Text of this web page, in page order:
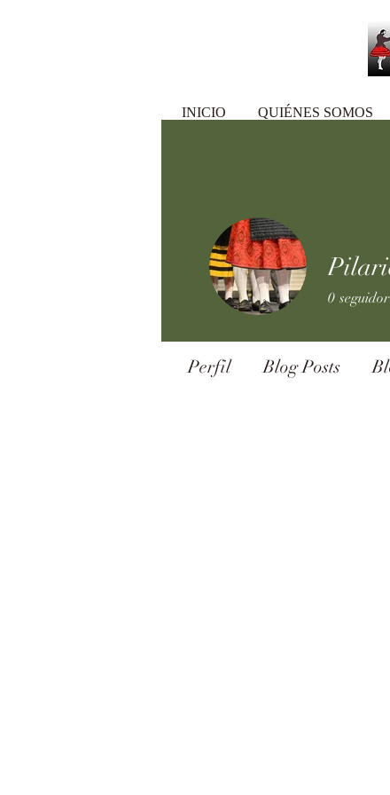
INICIO QUIÉNES SOMOS
0
Perfil Blog Posts